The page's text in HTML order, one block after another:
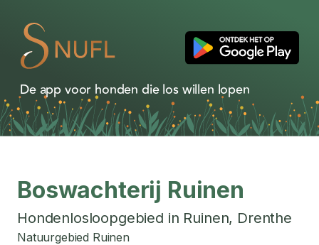
De app voor honden die los willen lopen
Boswachterij Ruinen
Hondenlosloopgebied in Ruinen, Drenthe
Natuurgebied Ruinen